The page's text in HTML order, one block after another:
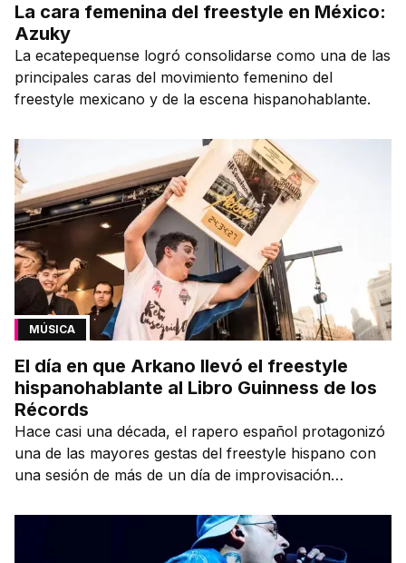
La cara femenina del freestyle en México:
Azuky
La ecatepequense logró consolidarse como una de las
principales caras del movimiento femenino del
freestyle mexicano y de la escena hispanohablante.
MÚSICA
El día en que Arkano llevó el freestyle
hispanohablante al Libro Guinness de los
Récords
Hace casi una década, el rapero español protagonizó
una de las mayores gestas del freestyle hispano con
una sesión de más de un día de improvisación